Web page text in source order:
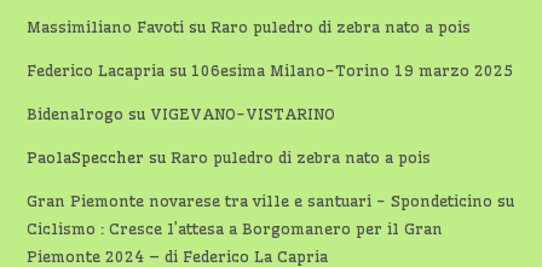
Massimiliano Favoti suRaro puledro di zebra nato a pois
Federico Lacapria su 106esima Milano-Torino 19 marzo 2025
Bidenalrogo su VIGEVANO-VISTARINO
PaolaSpeccher suRaro puledro di zebra nato a pois
Gran Piemonte novarese tra ville e santuari - Spondeticino su
Ciclismo : Cresce l’attesa a Borgomanero per il Gran
Piemonte 2024 – di Federico La Capria